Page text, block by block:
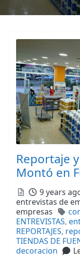
Reportaje
Montó en
Posted
9 years
entrevistas de
empresas
ENTREVISTAS,
REPORTAJES,
TIENDAS DE
decoracion